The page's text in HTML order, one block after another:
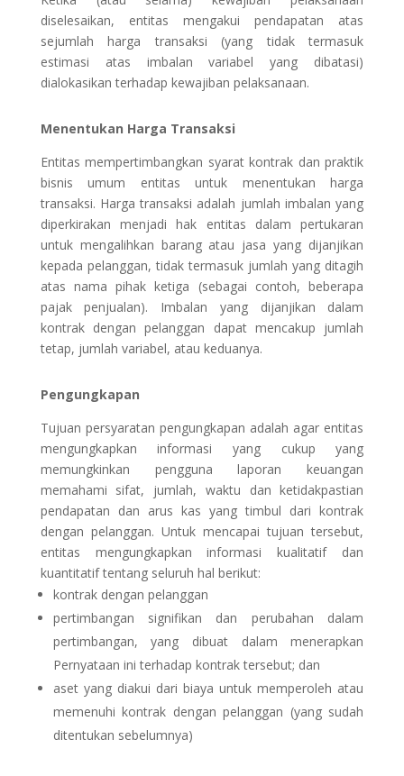
diselesaikan, entitas mengakui pendapatan atas
sejumlah harga transaksi (yang tidak termasuk
estimasi atas imbalan variabel yang dibatasi)
dialokasikan terhadap kewajiban pelaksanaan.
Menentukan Harga Transaksi
Entitas mempertimbangkan syarat kontrak dan praktik
bisnis umum entitas untuk menentukan harga
transaksi. Harga transaksi adalah jumlah imbalan yang
diperkirakan menjadi hak entitas dalam pertukaran
untuk mengalihkan barang atau jasa yang dijanjikan
kepada pelanggan, tidak termasuk jumlah yang ditagih
atas nama pihak ketiga (sebagai contoh, beberapa
pajak penjualan). Imbalan yang dijanjikan dalam
kontrak dengan pelanggan dapat mencakup jumlah
tetap, jumlah variabel, atau keduanya.
Pengungkapan
Tujuan persyaratan pengungkapan adalah agar entitas
mengungkapkan informasi yang cukup yang
memungkinkan pengguna laporan keuangan
memahami sifat, jumlah, waktu dan ketidakpastian
pendapatan dan arus kas yang timbul dari kontrak
dengan pelanggan. Untuk mencapai tujuan tersebut,
entitas mengungkapkan informasi kualitatif dan
kuantitatif tentang seluruh hal berikut:
kontrak dengan pelanggan
pertimbangan signifikan dan perubahan dalam
pertimbangan, yang dibuat dalam menerapkan
Pernyataan ini terhadap kontrak tersebut; dan
aset yang diakui dari biaya untuk memperoleh atau
memenuhi kontrak dengan pelanggan (yang sudah
ditentukan sebelumnya)